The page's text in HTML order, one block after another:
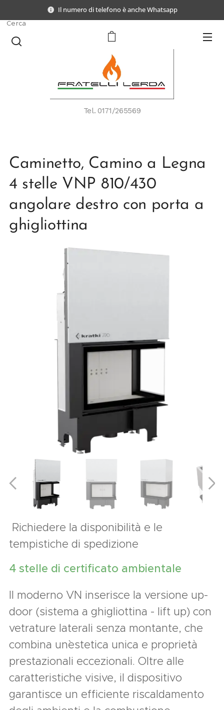
Il numero di telefono è anche Whatsapp
Tel. 0171/265569
Cerca
Caminetto, Camino a Legna
4 stelle VNP 810/430
angolare destro con porta a
ghigliottina
Richiedere la disponibilità e le
tempistiche di spedizione
4 stelle di certificato ambientale
Il moderno VN inserisce la versione up-
door (sistema a ghigliottina - lift up) con
vetrature laterali senza montante, che
combina un`estetica unica e proprietà
prestazionali eccezionali. Oltre alle
caratteristiche visive, il dispositivo
garantisce un efficiente riscaldamento